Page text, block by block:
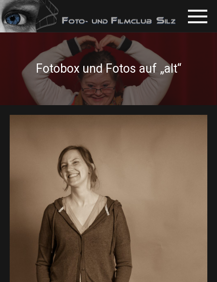
Fotobox und Fotos auf „alt“